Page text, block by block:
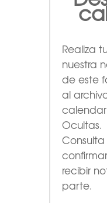
Realiza
nuestra
de este
al
Ocultas.
recibir
parte.